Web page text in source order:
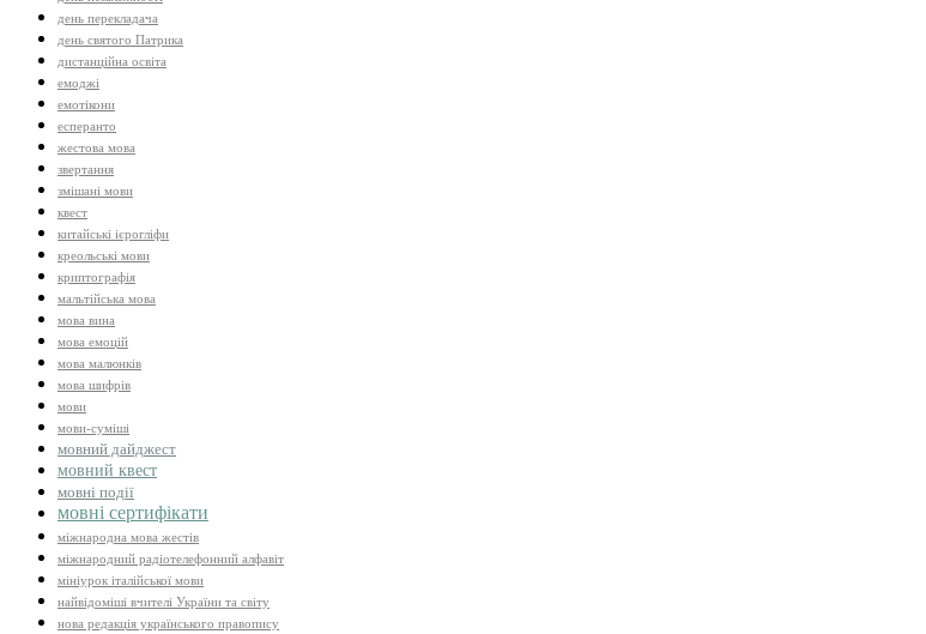
день перекладача
день святого Патрика
дистанційна освіта
емоджі
емотікони
есперанто
жестова мова
звертання
змішані мови
квест
китайські ієрогліфи
креольські мови
криптографія
мальтійська мова
мова вина
мова емоцій
мова малюнків
мова шифрів
мови
мови-суміші
мовний дайджест
мовний квест
мовні події
мовні сертифікати
міжнародна мова жестів
міжнародний радіотелефонний алфавіт
мініурок італійської мови
найвідоміші вчителі України та світу
нова редакція українського правопису